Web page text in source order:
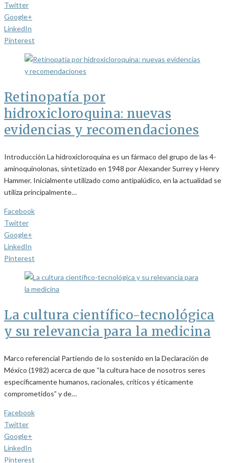
Twitter
Google+
LinkedIn
Pinterest
Retinopatía por
hidroxicloroquina: nuevas
evidencias y recomendaciones
Introducción La hidroxicloroquina es un fármaco del grupo de las 4-
aminoquinolonas, sintetizado en 1948 por Alexander Surrey y Henry
Hammer. Inicialmente utilizado como antipalúdico, en la actualidad se
utiliza principalmente…
Facebook
Twitter
Google+
LinkedIn
Pinterest
La cultura científico-tecnológica
y su relevancia para la medicina
Marco referencial Partiendo de lo sostenido en la Declaración de
México (1982) acerca de que “la cultura hace de nosotros seres
específicamente humanos, racionales, críticos y éticamente
comprometidos” y de…
Facebook
Twitter
Google+
LinkedIn
Pinterest